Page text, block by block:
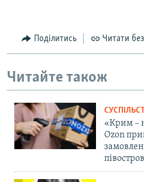
Поділитись Читати
Читайте також
«Крим –
Ozon